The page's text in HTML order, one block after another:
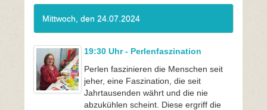
Mittwoch, den 24.07.2024
19:30 Uhr - Perlenfaszination
Perlen faszinieren die Menschen seit
jeher, eine Faszination, die seit
Jahrtausenden währt und die nie
abzukühlen scheint. Diese ergriff die